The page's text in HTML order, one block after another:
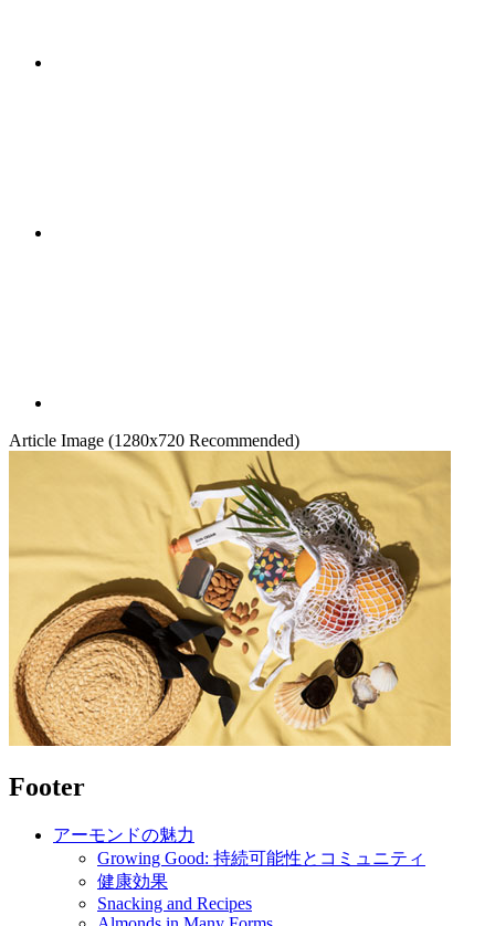
Article Image (1280x720 Recommended)
Footer
アーモンドの魅力
Growing Good: 持続可能性とコミュニティ
健康効果
Snacking and Recipes